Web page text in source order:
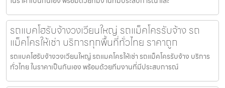
รถแบคโฮรับจ้างวงเวียนใหญ่ รถแม็คโครรับจ้าง รถ
แม็คโครให้เช่า บริการทุกพื้นที่ทั่วไทย ราคาถูก
รถแบคโฮรับจ้างวงเวียนใหญ่ รถแมคโครให้เช่า รถแม็คโครรับจ้าง บริการ
ทั่วไทย ในราคาเป็นกันเอง พร้อมด้วยทีมงานที่มีประสบการณ์